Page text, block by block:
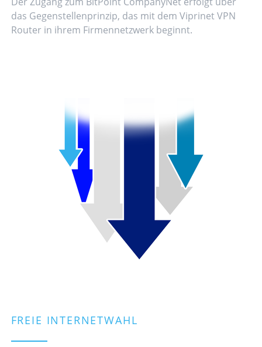
das Gegenstellenprinzip, das mit dem Viprinet VPN
Router in ihrem Firmennetzwerk beginnt.
FREIE INTERNETWAHL